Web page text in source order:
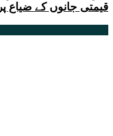
قیمتی جانوں کے ضیاع